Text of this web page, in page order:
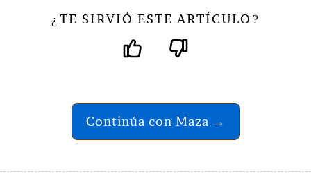
¿ TE SIRVIÓ ESTE ARTÍCULO ?
Continúa con Maza →